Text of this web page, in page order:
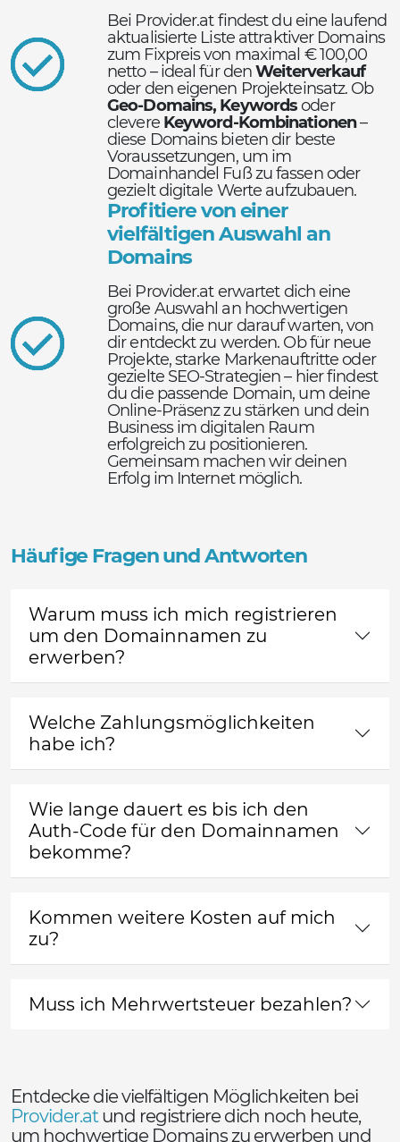
Bei Provider.at findest du eine laufend
aktualisierte Liste attraktiver Domains
zum Fixpreis von maximal € 100,00
netto – ideal für denWeiterverkauf
oder den eigenen Projekteinsatz. Ob
Geo-Domains, Keywordsoder
clevere Keyword-Kombinationen–
diese Domains bieten dir beste
Voraussetzungen, um im
Domainhandel Fuß zu fassen oder
gezielt digitale Werte aufzubauen.
Profitiere von einer
vielfältigen Auswahl an
Domains
Bei Provider.at erwartet dich eine
große Auswahl an hochwertigen
Domains, die nur darauf warten, von
dir entdeckt zu werden. Ob für neue
Projekte, starke Markenauftritte oder
gezielte SEO-Strategien – hier findest
du die passende Domain, um deine
Online-Präsenz zu stärken und dein
Business im digitalen Raum
erfolgreich zu positionieren.
Gemeinsam machen wir deinen
Erfolg im Internet möglich.
Häufige Fragen und Antworten
Warum muss ich mich registrieren
um den Domainnamen zu
erwerben?
Welche Zahlungsmöglichkeiten
habe ich?
Wie lange dauert es bis ich den
Auth-Code für den Domainnamen
bekomme?
Kommen weitere Kosten auf mich
zu?
Muss ich Mehrwertsteuer bezahlen?
Entdecke die vielfältigen Möglichkeiten bei
Provider.atund registriere dich noch heute,
um hochwertige Domains zu erwerben und